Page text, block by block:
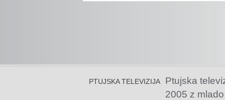
PTUJSKA TELEVIZIJA
Ptujska
2005 z